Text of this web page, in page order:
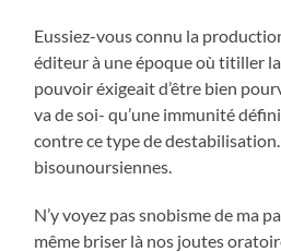
Eussiez-vous connu la
éditeur à une époque où titiller
pouvoir éxigeait d’être bien
va de soi- qu’une immunité
contre ce type de
bisounoursiennes.
N’y voyez pas snobisme de ma
même briser là nos joutes